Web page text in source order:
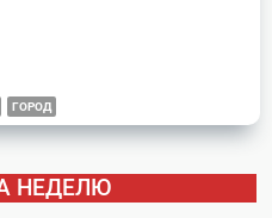
ГОРОД
НЕДЕЛЮ